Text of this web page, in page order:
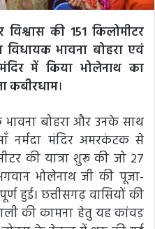
की 151 किलोमीटर
विधायक भावना बोहरा एवं
में किया भोलेनाथ का
कबीरधाम।
भावना बोहरा और उनके साथ
नर्मदा मंदिर अमरकंटक से
की यात्रा शुरू की जो 27
भोलेनाथ जी की पूजा-
हुई। छत्तीसगढ़ वासियों की
की कामना हेतु यह कांवड़